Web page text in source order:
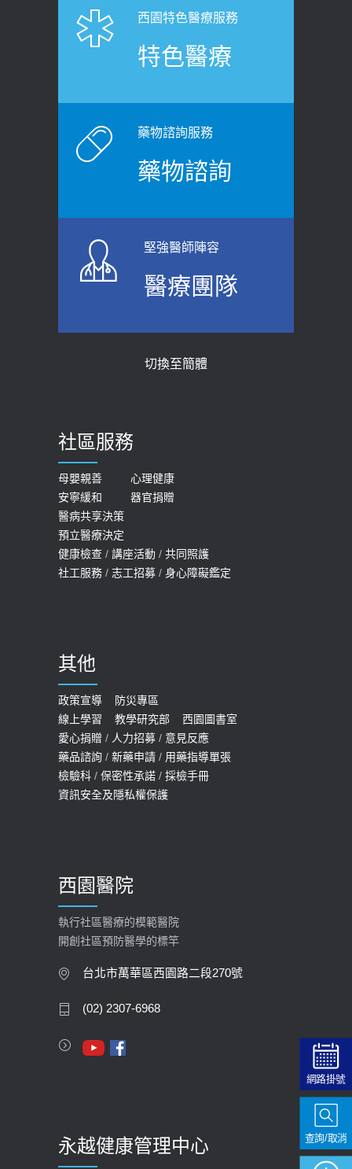
西園特色醫療服務
特色醫療
藥物諮詢服務
藥物諮詢
堅強醫師陣容
醫療團隊
切換至簡體
社區服務
母嬰親善
心理健康
安寧緩和
器官捐贈
醫病共享決策
預立醫療決定
健康檢查 / 講座活動 / 共同照護
社工服務 / 志工招募 / 身心障礙鑑定
其他
政策宣導
防災專區
線上學習
教學研究部
西園圖書室
愛心捐贈 / 人力招募 / 意見反應
藥品諮詢 / 新藥申請 / 用藥指導單張
檢驗科 / 保密性承諾 / 採檢手冊
資訊安全及隱私權保護
西園醫院
執行社區醫療的模範醫院
開創社區預防醫學的標竿
台北市萬華區西園路二段270號
(02) 2307-6968
永越健康管理中心
網路掛號
查詢/取消